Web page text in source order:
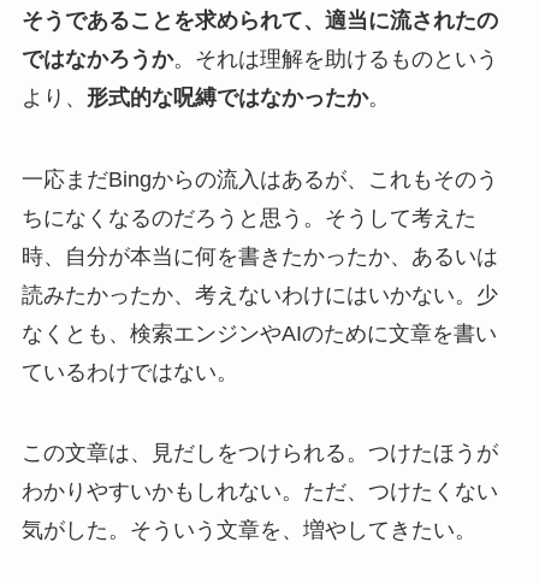
そうであることを求められて、適当に流されたの
ではなかろうか。それは理解を助けるものという
より、 形式的な呪縛ではなかったか。
一応まだBingからの流入はあるが、これもそのう
ちになくなるのだろうと思う。そうして考えた
時、自分が本当に何を書きたかったか、あるいは
読みたかったか、考えないわけにはいかない。少
なくとも、検索エンジンやAIのために文章を書い
ているわけではない。
この文章は、見だしをつけられる。つけたほうが
わかりやすいかもしれない。ただ、つけたくない
気がした。そういう文章を、増やしてきたい。